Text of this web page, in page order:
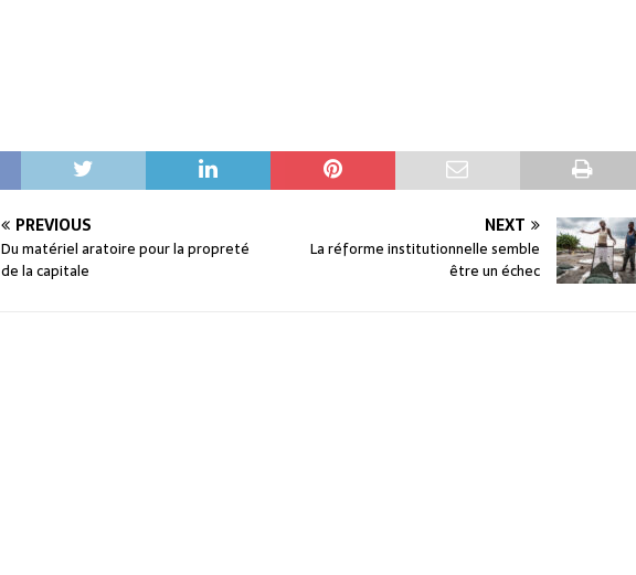
PREVIOUS
Du matériel aratoire pour la propreté
de la capitale
NEXT
La réforme institutionnelle semble
être un échec